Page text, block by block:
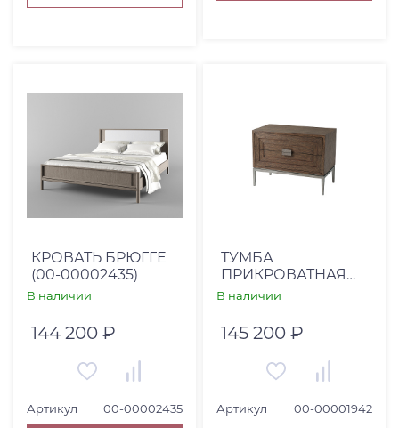
КРОВАТЬ БРЮГГЕ
(00-00002435)
В наличии
144 200 ₽
Артикул 00-00002435
ТУМБА
ПРИКРОВАТНАЯ
MODERN (00-
В наличии
145 200 ₽
Артикул 00-00001942